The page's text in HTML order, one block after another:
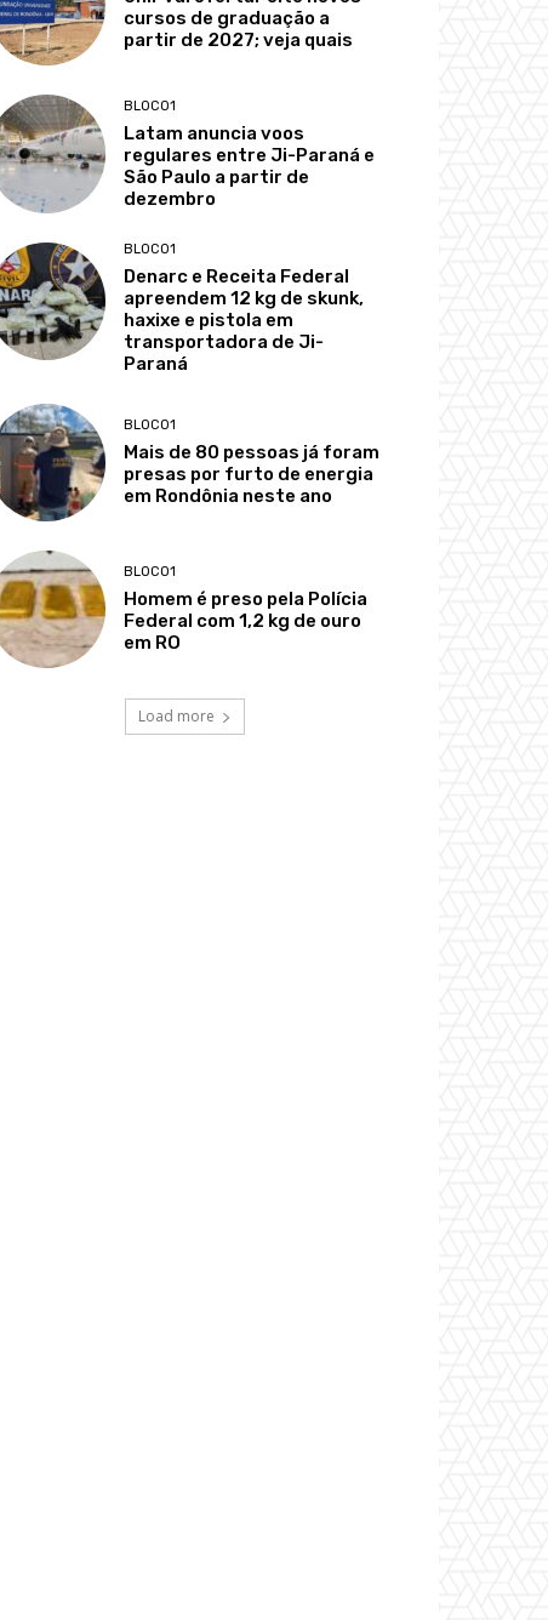
cursos de graduação a
partir de 2027; veja quais
BLOCO1
Latam anuncia voos
regulares entre Ji-Paraná e
São Paulo a partir de
dezembro
BLOCO1
Denarc e Receita Federal
apreendem 12 kg de skunk,
haxixe e pistola em
transportadora de Ji-
Paraná
BLOCO1
Mais de 80 pessoas já foram
presas por furto de energia
em Rondônia neste ano
BLOCO1
Homem é preso pela Polícia
Federal com 1,2 kg de ouro
em RO
Load more